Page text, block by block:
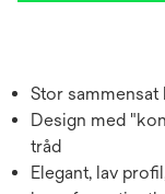
Stor
Design med
tråd
Elegant, lav